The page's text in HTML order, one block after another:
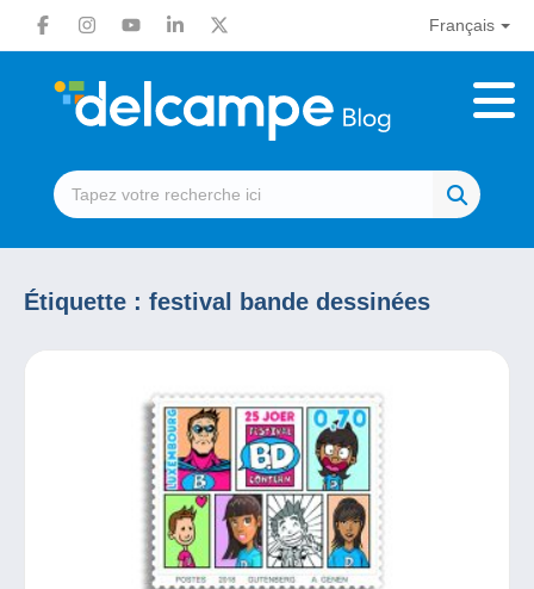
Français
Étiquette : festival bande dessinées